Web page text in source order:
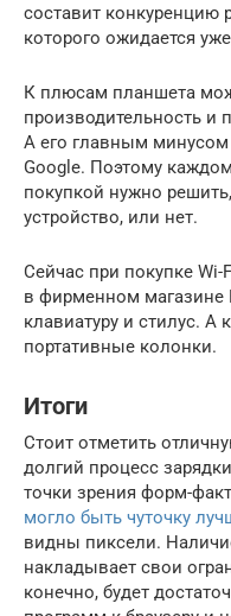
составит конкуренцию
которого ожидается
К плюсам планшета
производительность
А его главным минусом
Google. Поэтому
покупкой нужно
устройство, или нет.
Сейчас при покупке Wi-
в фирменном магазине
клавиатуру и стилус. А
портативные колонки.
Итоги
Стоит отметить
долгий процесс
точки зрения форм-
могло быть чуточку
видны пиксели.
накладывает свои
конечно, будет